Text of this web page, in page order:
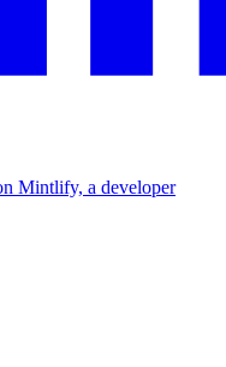
Mintlify, a developer